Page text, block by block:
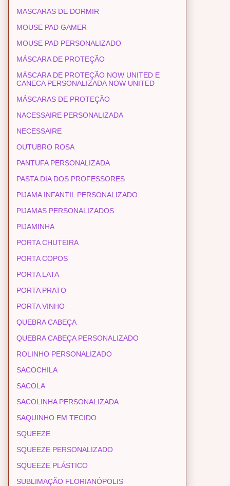
MASCARAS DE DORMIR
MOUSE PAD GAMER
MOUSE PAD PERSONALIZADO
MÁSCARA DE PROTEÇÃO
MÁSCARA DE PROTEÇÃO NOW UNITED E
CANECA PERSONALIZADA NOW UNITED
MÁSCARAS DE PROTEÇÃO
NACESSAIRE PERSONALIZADA
NECESSAIRE
OUTUBRO ROSA
PANTUFA PERSONALIZADA
PASTA DIA DOS PROFESSORES
PIJAMA INFANTIL PERSONALIZADO
PIJAMAS PERSONALIZADOS
PIJAMINHA
PORTA CHUTEIRA
PORTA COPOS
PORTA LATA
PORTA PRATO
PORTA VINHO
QUEBRA CABEÇA
QUEBRA CABEÇA PERSONALIZADO
ROLINHO PERSONALIZADO
SACOCHILA
SACOLA
SACOLINHA PERSONALIZADA
SAQUINHO EM TECIDO
SQUEEZE
SQUEEZE PERSONALIZADO
SQUEEZE PLÁSTICO
SUBLIMAÇÃO FLORIANÓPOLIS